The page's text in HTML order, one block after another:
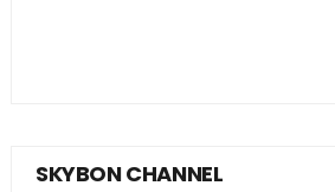
SKYBON CHANNEL